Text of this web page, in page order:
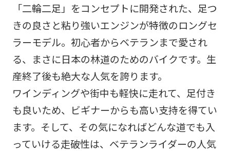
「二輪二足」をコンセプトに開発された、足つ
きの良さと粘り強いエンジンが特徴のロングセ
ラーモデル。初心者からベテランまで愛され
る、まさに日本の林道のためのバイクです。生
産終了後も絶大な人気を誇ります。
ワインディングや街中も軽快に走れて、足付き
も良いため、ビギナーからも高い支持を得てい
ます。そして、その気になればどんな道でも入
っていける走破性は、ベテランライダーの人気